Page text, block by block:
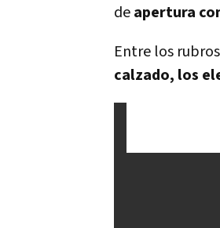
deapertura
Entre los
calzado, los